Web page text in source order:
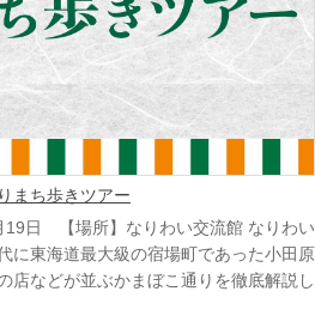
まち歩きツアー
19日 【場所】なりわい交流館 なりわい
に東海道最大級の宿場町であった小田原
店などが並ぶかまぼこ通りを徹底解説し